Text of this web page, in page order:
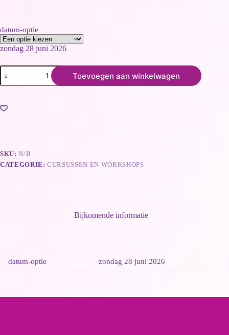
datum-optie
zondag 28 juni 2026
Toevoegen aan winkelwagen
SKU:N/B
CATEGORIE:CURSUSSEN EN WORKSHOPS
Bijkomende informatie
datum-optie zondag 28 juni 2026